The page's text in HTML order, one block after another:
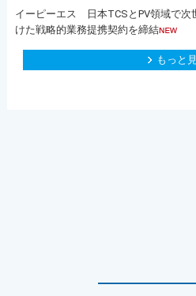
イーピーエス 日本TCSとPV領域で次
けた戦略的業務提携契約を締結
もっと